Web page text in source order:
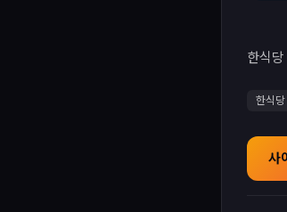
한식
한식당
사